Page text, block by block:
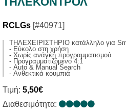
RCLGs [#40971]
ΤΗΛΕΧΕΙΡΙΣΤΗΡΙΟ κατάλληλο για
- Εύκολο στη χρήση
- Χωρίς ανάγκη προγραμματισμού
- Προγραμματιζόμενο 4:1
- Auto & Manual Search
- Ανθεκτικά κουμπιά
Τιμή: 5,50€
Διαθεσιμότητα: